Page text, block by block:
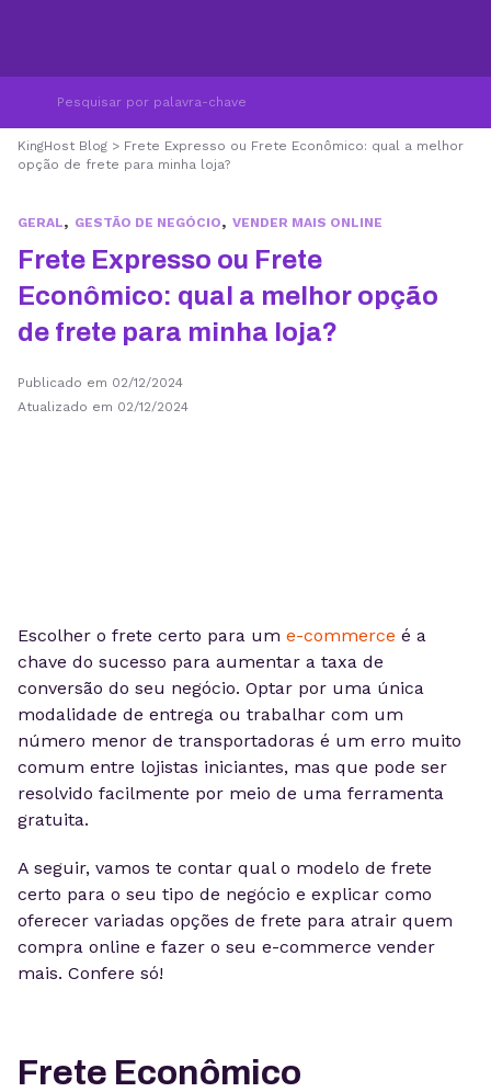
KingHost Blog > Frete Expresso ou Frete Econômico: qual a melhor
opção de frete para minha loja?
GERAL, GESTÃO DE NEGÓCIO, VENDER MAIS ONLINE
Frete Expresso ou Frete
Econômico: qual a melhor opção
de frete para minha loja?
Publicado em 02/12/2024
Atualizado em 02/12/2024
Escolher o frete certo para um e-commerce é a
chave do sucesso para aumentar a taxa de
conversão do seu negócio. Optar por uma única
modalidade de entrega ou trabalhar com um
número menor de transportadoras é um erro muito
comum entre lojistas iniciantes, mas que pode ser
resolvido facilmente por meio de uma ferramenta
gratuita.
A seguir, vamos te contar qual o modelo de frete
certo para o seu tipo de negócio e explicar como
oferecer variadas opções de frete para atrair quem
compra online e fazer o seu e-commerce vender
mais. Confere só!
Frete Econômico